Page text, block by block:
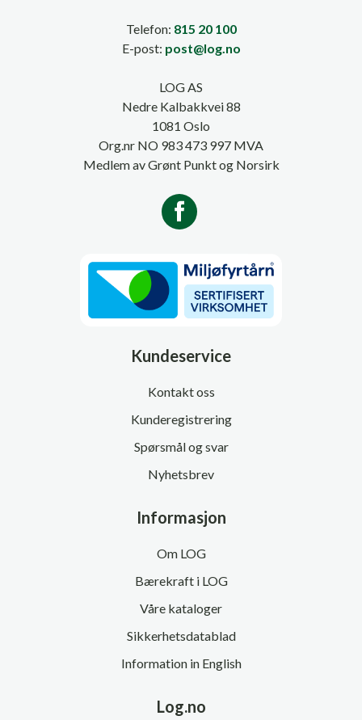
Telefon: 815 20 100
E-post: post@log.no
LOG AS
Nedre Kalbakkvei 88
1081 Oslo
Org.nr NO 983 473 997 MVA
Medlem av Grønt Punkt og Norsirk
Kundeservice
Kontakt oss
Kunderegistrering
Spørsmål og svar
Nyhetsbrev
Informasjon
Om LOG
Bærekraft i LOG
Våre kataloger
Sikkerhetsdatablad
Information in English
Log.no